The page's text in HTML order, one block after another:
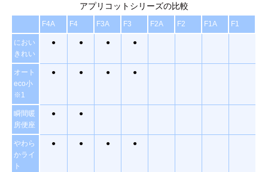
アプリコットシリーズの比較
F4A F4 F3A F3 F2A F2 F1A F1
におい
きれい
● ● ● ●
オート
eco小
※1
● ● ● ●
瞬間暖
房便座
● ●
やわら
かライ
ト
● ● ● ●